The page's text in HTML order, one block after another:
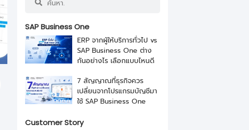
SAP Business One
ERP จากผู้ให้บริการทั่วไป vs
SAP Business One ต่าง
กันอย่างไร เลือกแบบไหนดี
7 สัญญาณที่ธุรกิจควร
เปลี่ยนจากโปรแกรมบัญชีมา
ใช้ SAP Business One
Customer Story